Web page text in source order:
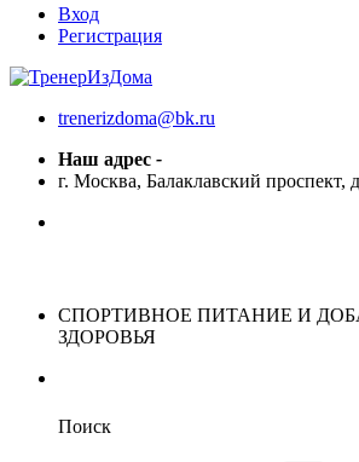
Вход
Регистрация
trenerizdoma@bk.ru
Наш адрес -
г. Москва, Балаклавский
СПОРТИВНОЕ ПИТАНИЕ И
ЗДОРОВЬЯ
Поиск